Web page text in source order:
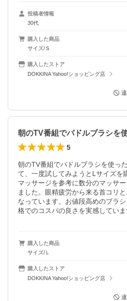
投稿者情報
30代
購入した商品
サイズ/Ｓ
購入したストア
DOKKINA Yahoo!ショッピング店
5
朝のTV番組でパドルブラシを使っ
て、一度試してみようとLサイズを
マッサージを参考に数分のマッサ
ました。眼精疲労から来る首コリ
なっています。お値段高めのブラ
格でのコスパの良さを実感していま
購入した商品
サイズ/Ｌ
購入したストア
DOKKINA Yahoo!ショッピング店